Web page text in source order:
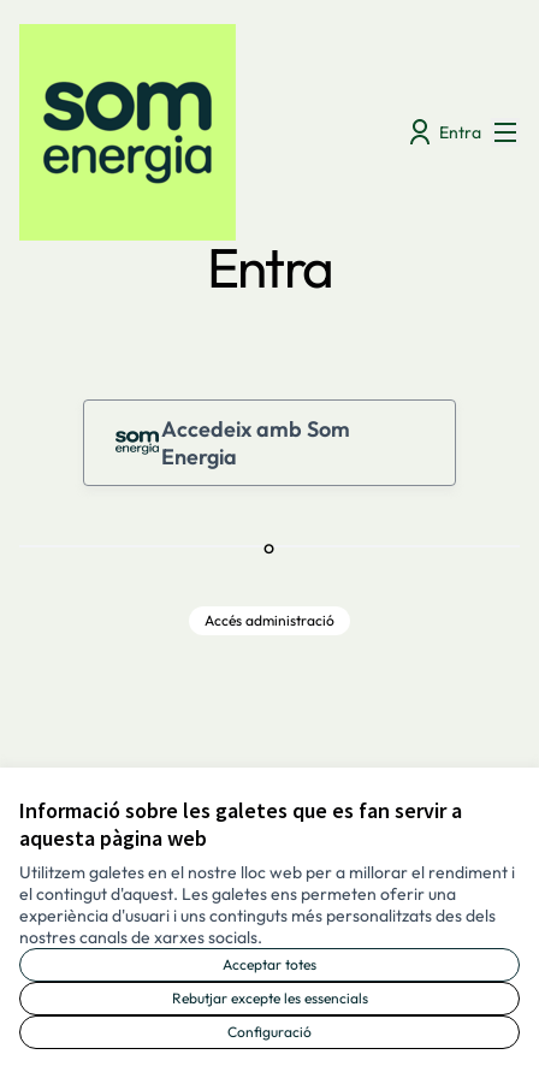
Informació sobre les galetes que es fan servir a
aquesta pàgina web
Utilitzem galetes en el nostre lloc web per a millorar el rendiment i
el contingut d'aquest. Les galetes ens permeten oferir una
experiència d'usuari i uns continguts més personalitzats des dels
nostres canals de xarxes socials.
Acceptar totes
Rebutjar excepte les essencials
Configuració
Entra
Entra
Accedeix amb Som
Energia
o
Accés administració
Avís legal i condicions d’ús
Configuració de les galetes
Català
Triar la llenguaElegir el idiomaAukeratu hizkuntzaChoose language
Made with ❤️
(Enllaç extern)
Web creada amb programari lliure.
Amb
(Enllaç